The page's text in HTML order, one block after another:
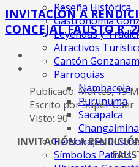
Reseña Histórica
Gastronomia
Leyendas y
Atractivos
Cantón
Parroquias
Nambacola
Purunuma
Sacapalca
Changaimina
Personajes
Símbolos Patrios
INVITACIÓN A
CONCEJAL FAUSTO R.
Publicado: Martes, 19
Escrito por Super User
Visto: 90
INVITACIÓN A